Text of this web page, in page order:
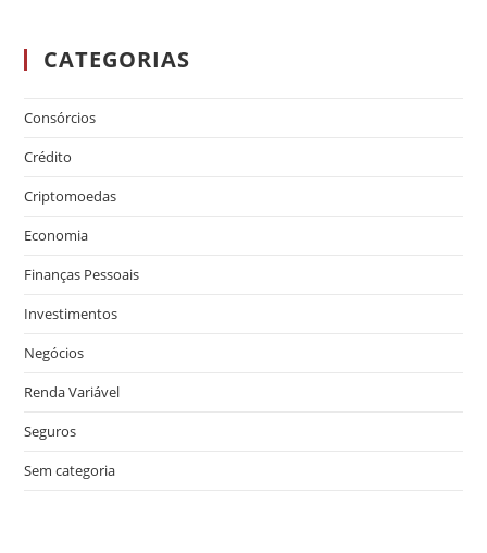
CATEGORIAS
Consórcios
Crédito
Criptomoedas
Economia
Finanças Pessoais
Investimentos
Negócios
Renda Variável
Seguros
Sem categoria